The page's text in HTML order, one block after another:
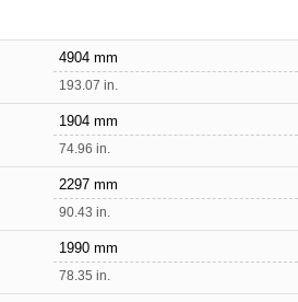
4904 mm
193.07 in.
1904 mm
74.96 in.
2297 mm
90.43 in.
1990 mm
78.35 in.